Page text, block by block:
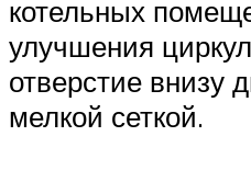
котельных
улучшения
отверстие внизу
мелкой сеткой.